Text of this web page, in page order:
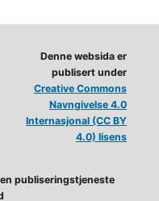
publiseringstjeneste
Denne websida er
publisert under
Creative Commons
Navngivelse 4.0
Internasjonal (CC BY
4.0) lisens